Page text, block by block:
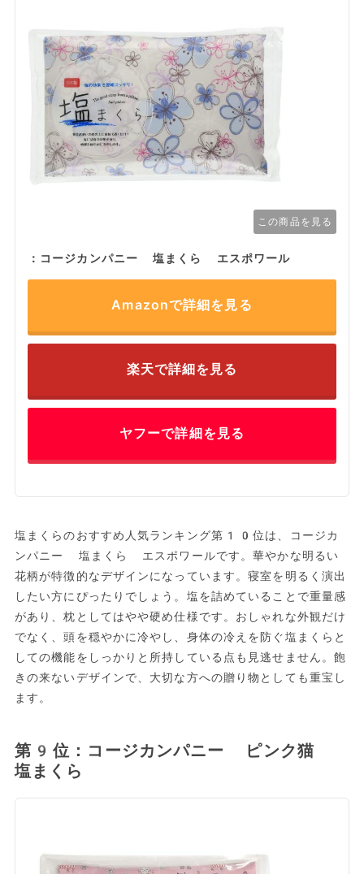
この商品を見る
：コージカンパニー 塩まくら エスポワール
Amazonで詳細を見る
楽天で詳細を見る
ヤフーで詳細を見る
塩まくらのおすすめ人気ランキング第10位は、コージカ
ンパニー 塩まくら エスポワールです。華やかな明るい
花柄が特徴的なデザインになっています。寝室を明るく演出
したい方にぴったりでしょう。塩を詰めていることで重量感
があり、枕としてはやや硬め仕様です。おしゃれな外観だけ
でなく、頭を穏やかに冷やし、身体の冷えを防ぐ塩まくらと
しての機能をしっかりと所持している点も見逃せません。飽
きの来ないデザインで、大切な方への贈り物としても重宝し
ます。
第9位：コージカンパニー ピンク猫
塩まくら